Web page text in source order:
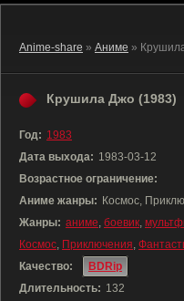
Anime-share » Аниме »
Крушила Джо (1983)
Год: 1983
Дата выхода: 1983-03-12
Возрастное ограничение:
Аниме жанры: Космос,
Жанры: аниме, боевик,
Космос, Приключения,
Качество:
BDRip
Длительность: 132